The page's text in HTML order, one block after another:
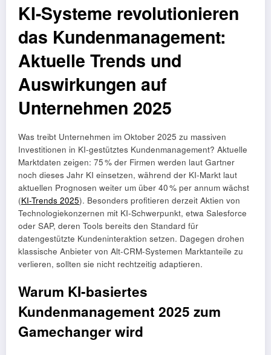
KI-Systeme revolutionieren
das Kundenmanagement:
Aktuelle Trends und
Auswirkungen auf
Unternehmen 2025
Was treibt Unternehmen im Oktober 2025 zu massiven
Investitionen in KI-gestütztes Kundenmanagement? Aktuelle
Marktdaten zeigen: 75 % der Firmen werden laut Gartner
noch dieses Jahr KI einsetzen, während der KI-Markt laut
aktuellen Prognosen weiter um über 40 % per annum wächst
(KI-Trends 2025). Besonders profitieren derzeit Aktien von
Technologiekonzernen mit KI-Schwerpunkt, etwa Salesforce
oder SAP, deren Tools bereits den Standard für
datengestützte Kundeninteraktion setzen. Dagegen drohen
klassische Anbieter von Alt-CRM-Systemen Marktanteile zu
verlieren, sollten sie nicht rechtzeitig adaptieren.
Warum KI-basiertes
Kundenmanagement 2025 zum
Gamechanger wird